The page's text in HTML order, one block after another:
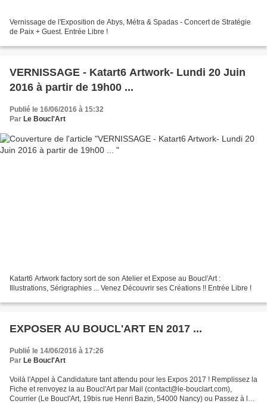
Vernissage de l'Exposition de Abys, Métra & Spadas - Concert de Stratégie
de Paix + Guest. Entrée Libre !
VERNISSAGE - Katart6 Artwork- Lundi 20 Juin
2016 à partir de 19h00 ...
Publié le 16/06/2016 à 15:32
Par Le Boucl'Art
Katart6 Artwork factory sort de son Atelier et Expose au Boucl'Art :
Illustrations, Sérigraphies ... Venez Découvrir ses Créations !! Entrée Libre !
EXPOSER AU BOUCL'ART EN 2017 ...
Publié le 14/06/2016 à 17:26
Par Le Boucl'Art
Voilà l'Appel à Candidature tant attendu pour les Expos 2017 ! Remplissez la
Fiche et renvoyez la au Boucl'Art par Mail (contact@le-bouclart.com),
Courrier (Le Boucl'Art, 19bis rue Henri Bazin, 54000 Nancy) ou Passez à la